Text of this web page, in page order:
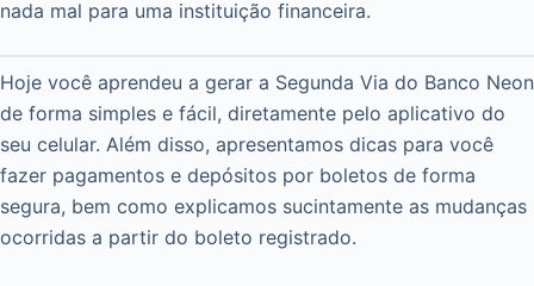
nada mal para uma instituição financeira.
Hoje você aprendeu a gerar a Segunda Via do Banco Neon
de forma simples e fácil, diretamente pelo aplicativo do
seu celular. Além disso, apresentamos dicas para você
fazer pagamentos e depósitos por boletos de forma
segura, bem como explicamos sucintamente as mudanças
ocorridas a partir do boleto registrado.